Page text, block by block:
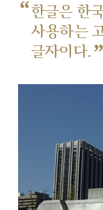
“한글은 한
사용하는
글자이다. ”